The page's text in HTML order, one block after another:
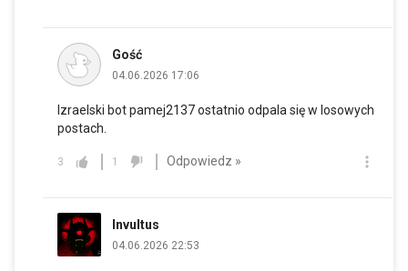
Gość
04.06.2026 17:06
Izraelski bot pamej2137 ostatnio odpala się w losowych
postach.
3 1 Odpowiedz »
Invultus
04.06.2026 22:53